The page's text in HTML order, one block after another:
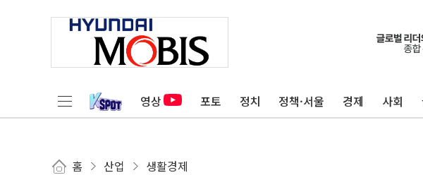
영상 포토 정치 정책·서울 경제 사회
홈 산업 생활경제